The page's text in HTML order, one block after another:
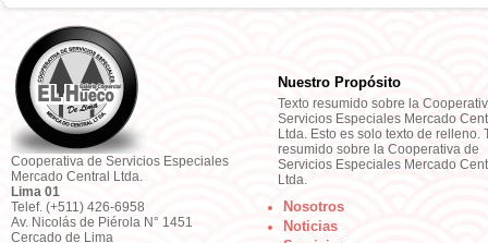
Cooperativa de Servicios Especiales
Mercado Central Ltda.
Lima 01
Telef. (+511) 426-6958
Av. Nicolás de Piérola N° 1451
Cercado de Lima
Nuestro Propósito
Texto resumido sobre la
Servicios Especiales Mercado
Ltda. Esto es solo texto de relleno.
resumido sobre la Cooperativa de
Servicios Especiales Mercado
Ltda.
Nosotros
Noticias